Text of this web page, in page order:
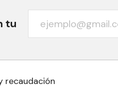
tu
recaudación